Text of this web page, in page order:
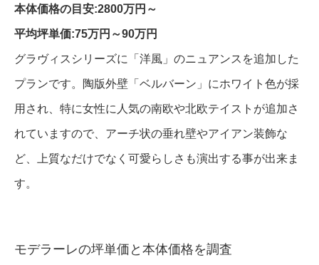
本体価格の目安:2800万円～
平均坪単価:75万円～90万円
グラヴィスシリーズに「洋風」のニュアンスを追加した
プランです。陶版外壁「ベルバーン」にホワイト色が採
用され、特に女性に人気の南欧や北欧テイストが追加さ
れていますので、アーチ状の垂れ壁やアイアン装飾な
ど、上質なだけでなく可愛らしさも演出する事が出来ま
す。
モデラーレの坪単価と本体価格を調査